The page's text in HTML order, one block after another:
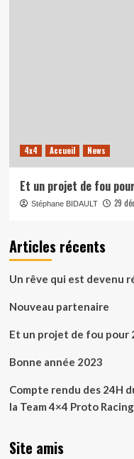
4x4 Accueil News
Et un projet de fou
Stéphane BIDAULT 29
Articles récents
Un rêve qui est devenu
Nouveau partenaire
Et un projet de fou pour
Bonne année 2023
Compte rendu des 24H
la Team 4×4 Proto Racing
Site amis